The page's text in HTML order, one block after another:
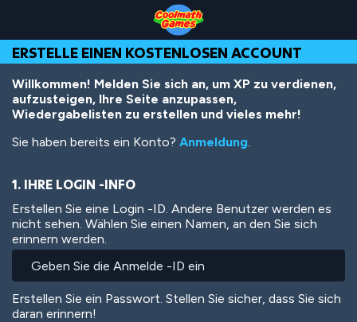
Top
of
Page
Navigation
Main
Content
Footer
Inhalt
ERSTELLE EINEN KOSTENLOSEN ACCOUNT
Willkommen! Melden Sie sich an, um XP zu verdienen,
aufzusteigen, Ihre Seite anzupassen,
Wiedergabelisten zu erstellen und vieles mehr!
Sie haben bereits ein Konto? Anmeldung.
1. IHRE LOGIN -INFO
Erstellen Sie eine Login -ID. Andere Benutzer werden es
nicht sehen. Wählen Sie einen Namen, an den Sie sich
erinnern werden.
Erstellen Sie ein Passwort. Stellen Sie sicher, dass Sie sich
daran erinnern!